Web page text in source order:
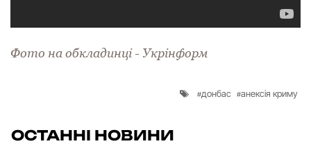
Фото на обкладинці - Укрінформ
донбас анексія криму
ОСТАННІ НОВИНИ